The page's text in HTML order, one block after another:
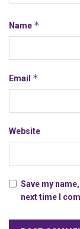
Name *
Email *
Website
Save my
next time I